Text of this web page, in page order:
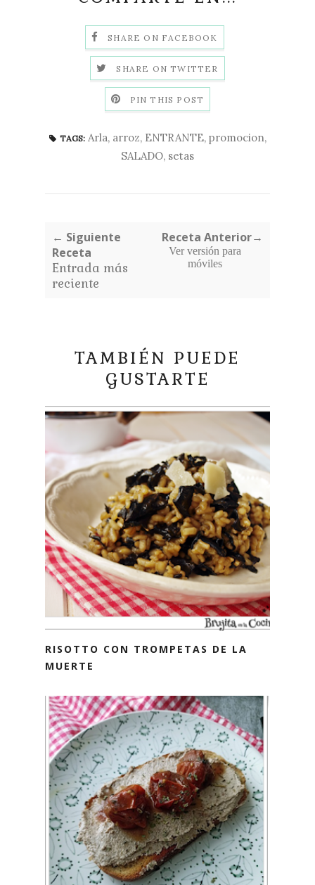
SHARE ON FACEBOOK
SHARE ON TWITTER
PIN THIS POST
TAGS: Arla, arroz, ENTRANTE, promocion,
SALADO, setas
← Siguiente
Receta
Entrada más
reciente
Receta Anterior→
Ver versión para
móviles
TAMBIÉN PUEDE
GUSTARTE
RISOTTO CON TROMPETAS DE LA
MUERTE